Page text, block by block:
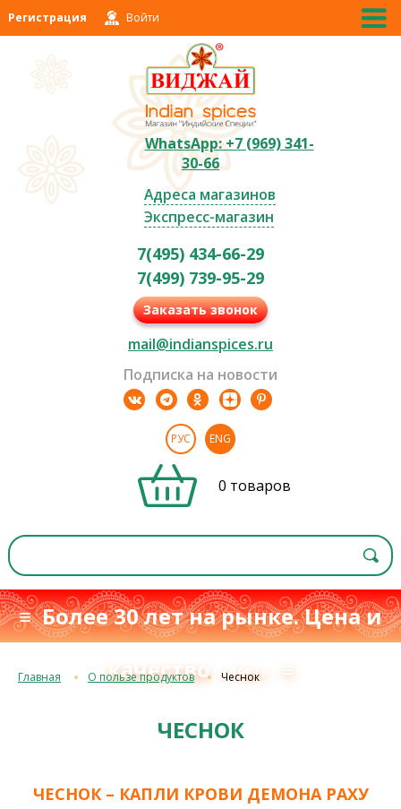
Регистрация Войти
WhatsApp: +7 (969) 341-
30-66
Адреса магазинов
Экспресс-магазин
7(495) 434-66-29
7(499) 739-95-29
Заказать звонок
mail@indianspices.ru
Подписка на новости
РУС ENG
0 товаров
≡ Более 30 лет на рынке. Цена и
качество
с 1993 г. ≡
Главная О пользе продуктов Чеснок
ЧЕСНОК
ЧЕСНОК – КАПЛИ КРОВИ ДЕМОНА РАХУ